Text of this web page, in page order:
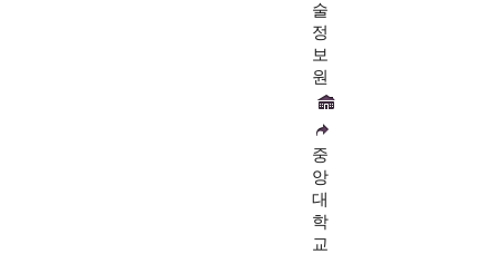
술
정
보
원
중
앙
대
학
교